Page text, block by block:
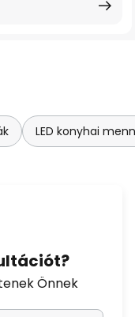
LED konyhai
Önnek